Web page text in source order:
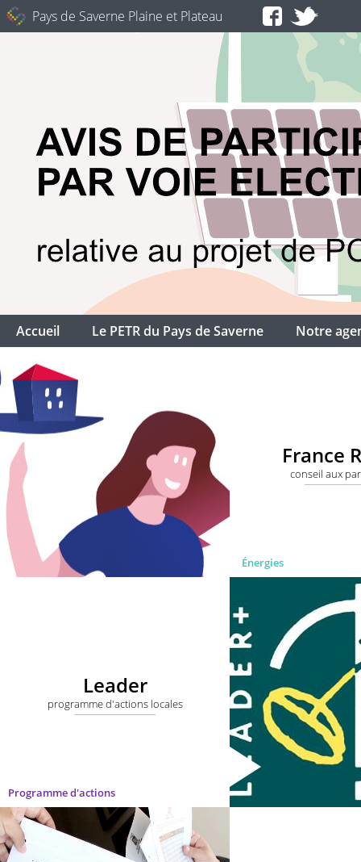
Pays de Saverne Plaine et Plateau
Accueil Le PETR du Pays de Saverne Notre
France
conseil aux
Énergies
Leader
programme d'actions locales
Programme d'actions